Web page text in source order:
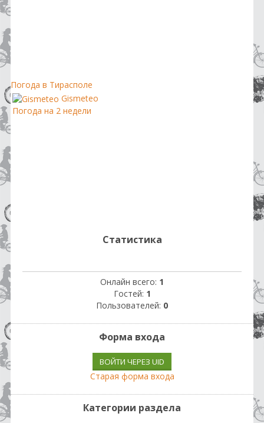
Погода в Тирасполе
Gismeteo
Погода на 2 недели
Статистика
Онлайн всего: 1
Гостей: 1
Пользователей: 0
Форма входа
ВОЙТИ ЧЕРЕЗ UID
Старая форма входа
Категории раздела